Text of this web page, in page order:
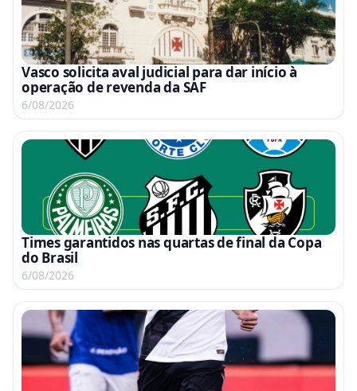
Vasco solicita aval judicial para dar início à
operação de revenda da SAF
6/08/2026
Times garantidos nas quartas de final da Copa
do Brasil
6/08/2026